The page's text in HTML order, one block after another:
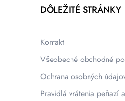
DÔLEŽITÉ STRÁNKY
Kontakt
Všeobecné obchodné
Ochrana osobných
Pravidlá vrátenia peňazí